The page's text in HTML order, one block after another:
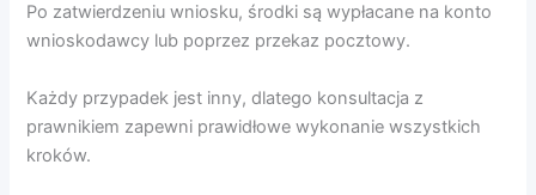
Po zatwierdzeniu wniosku, środki są wypłacane na konto
wnioskodawcy lub poprzez przekaz pocztowy.
Każdy przypadek jest inny, dlatego konsultacja z
prawnikiem zapewni prawidłowe wykonanie wszystkich
kroków.